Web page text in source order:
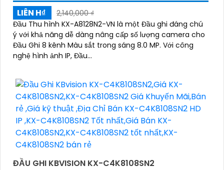
LIÊN H₫
2,140,000 ₫
Đầu Thu hình KX-A8128N2-VN là một Đầu ghi đáng chú
ý với khả năng dễ dàng nâng cấp số lượng camera cho
Đầu Ghi 8 kênh Màu sắt trong sáng 8.0 MP. Với công
nghệ hình ảnh IP, Đầu...
ĐẦU GHI KBVISION KX-C4K8108SN2